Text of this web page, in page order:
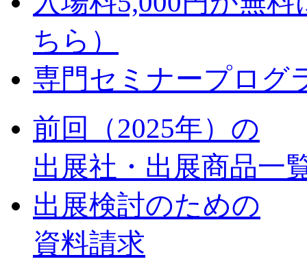
ちら）
専門セミナープログ
前回（2025年）の
出展社・出展商品一
出展検討のための
資料請求